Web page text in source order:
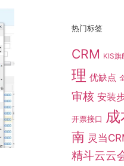
热门标签
CRM KIS旗
理 优缺点
审核 安装
开票接口
南 灵当
精斗云云